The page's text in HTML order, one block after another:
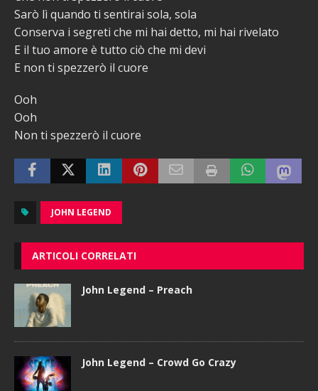
Sarò lì quando ti sentirai sola, sola
Conserva i segreti che mi hai detto, mi hai rivelato
E il tuo amore è tutto ciò che mi devi
E non ti spezzerò il cuore
Ooh
Ooh
Non ti spezzerò il cuore
JOHN LEGEND
ARTICOLI CORRELATI
John Legend – Preach
John Legend – Crowd Go Crazy